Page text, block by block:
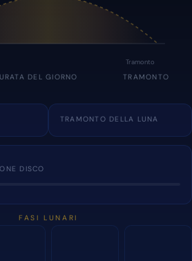
Tramonto
DEL GIORNO TRAMONTO
TRAMONTO DELLA LUNA
DISCO
FASI LUNARI